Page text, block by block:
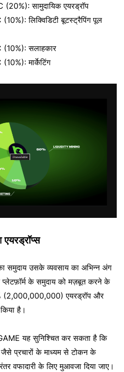
सामुदायिक एयरड्रॉप
लिक्विडिटी बूटस्ट्रैपिंग पूल
सलाहकार
मार्केटिंग
एयरड्रॉप्स
समुदाय उसके व्यवसाय का अभिन्न अंग
के समुदाय को मज़बूत करने के
(2,000,000,000) एयरड्रॉप और
है।
यह सुनिश्चित कर सकता है कि
जैसे प्रचारों के माध्यम से टोकन के
वफादारी के लिए मुआवजा दिया जाए।